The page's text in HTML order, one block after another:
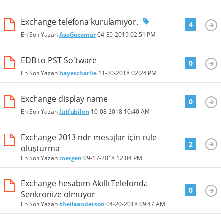
Exchange telefona kurulamıyor.
En Son YazanAsaGocamar04-30-201902:51 PM
4
EDB to PST Software
En Son Yazan hayescharlie 11-20-201802:24 PM
0
Exchange display name
En Son Yazan lutfubilen 10-08-2018 10:40 AM
0
Exchange 2013 ndr mesajlar için rule
oluşturma
En Son Yazan mergen 09-17-2018 12:04 PM
2
Exchange hesabım Akıllı Telefonda
Senkronize olmuyor
En Son Yazansheilaanderson 04-20-201809:47 AM
0